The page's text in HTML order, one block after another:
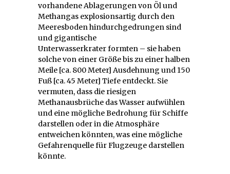
vorhandene Ablagerungen von Öl und
Methangas explosionsartig durch den
Meeresboden hindurchgedrungen sind
und gigantische
Unterwasserkrater formten – sie haben
solche von einer Größe bis zu einer halben
Meile [ca. 800 Meter] Ausdehnung und 150
Fuß [ca. 45 Meter] Tiefe entdeckt. Sie
vermuten, dass die riesigen
Methanausbrüche das Wasser aufwühlen
und eine mögliche Bedrohung für Schiffe
darstellen oder in die Atmosphäre
entweichen könnten, was eine mögliche
Gefahrenquelle für Flugzeuge darstellen
könnte.